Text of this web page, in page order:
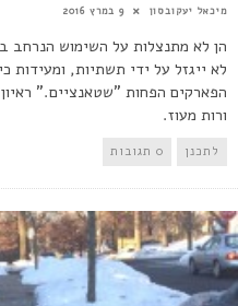
מיכאל יעקובסון 9 במרץ 2016
הן לא מתנצלות על השימוש הנרחב
לא ייגזל על ידי תשתיות, ומעידות
הפארקים הפחות "שטאנציים."
ורות מעוז.
לתכנן 0 תגובות